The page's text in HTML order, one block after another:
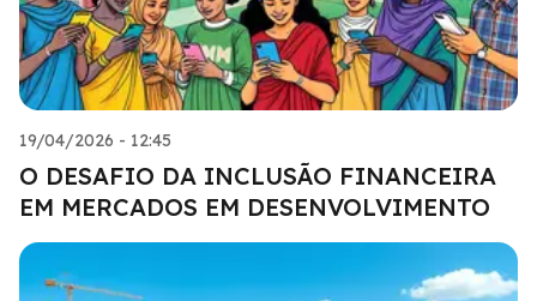
19/04/2026 - 12:45
O DESAFIO DA INCLUSÃO FINANCEIRA
EM MERCADOS EM DESENVOLVIMENTO